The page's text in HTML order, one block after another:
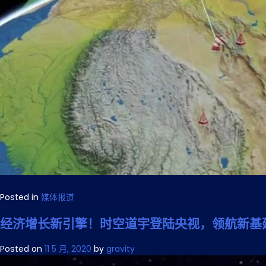
Posted in 媒体报道
经济增长新引擎！时空道宇登陆央视，领航新基
Posted on 11 5 月, 2020 by gravity